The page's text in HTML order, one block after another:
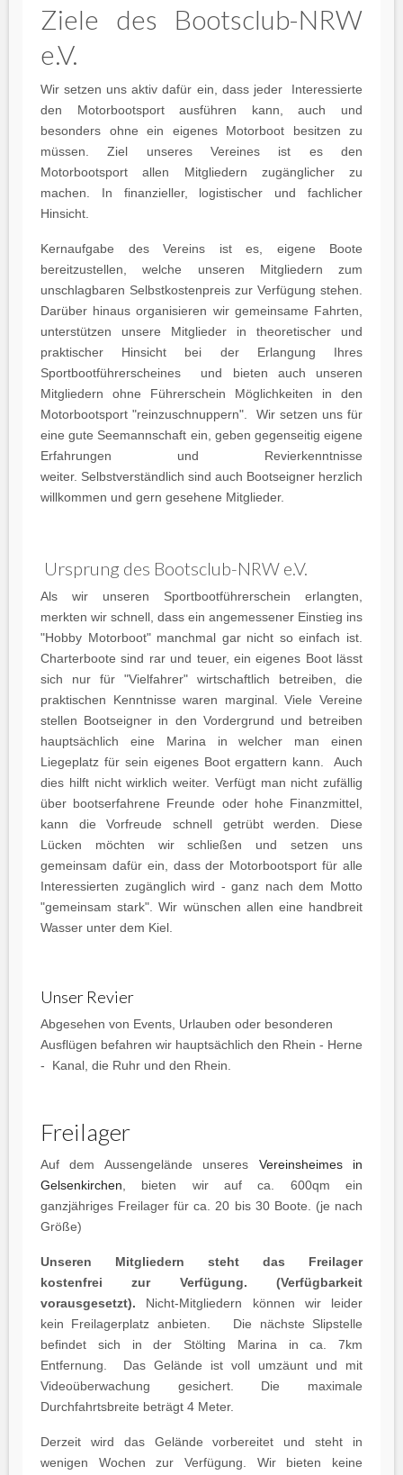
Ziele des Bootsclub-NRW
e.V.
Wir setzen uns aktiv dafür ein, dass jeder Interessierte
den Motorbootsport ausführen kann, auch und
besonders ohne ein eigenes Motorboot besitzen zu
müssen. Ziel unseres Vereines ist es den
Motorbootsport allen Mitgliedern zugänglicher zu
machen. In finanzieller, logistischer und fachlicher
Hinsicht.
Kernaufgabe des Vereins ist es, eigene Boote
bereitzustellen, welche unseren Mitgliedern zum
unschlagbaren Selbstkostenpreis zur Verfügung stehen.
Darüber hinaus organisieren wir gemeinsame Fahrten,
unterstützen unsere Mitglieder in theoretischer und
praktischer Hinsicht bei der Erlangung Ihres
Sportbootführerscheines und bieten auch unseren
Mitgliedern ohne Führerschein Möglichkeiten in den
Motorbootsport "reinzuschnuppern". Wir setzen uns für
eine gute Seemannschaft ein, geben gegenseitig eigene
Erfahrungen und Revierkenntnisse
weiter. Selbstverständlich sind auch Bootseigner herzlich
willkommen und gern gesehene Mitglieder.
Ursprung des Bootsclub-NRW e.V.
Als wir unseren Sportbootführerschein erlangten,
merkten wir schnell, dass ein angemessener Einstieg ins
"Hobby Motorboot" manchmal gar nicht so einfach ist.
Charterboote sind rar und teuer, ein eigenes Boot lässt
sich nur für "Vielfahrer" wirtschaftlich betreiben, die
praktischen Kenntnisse waren marginal. Viele Vereine
stellen Bootseigner in den Vordergrund und betreiben
hauptsächlich eine Marina in welcher man einen
Liegeplatz für sein eigenes Boot ergattern kann. Auch
dies hilft nicht wirklich weiter. Verfügt man nicht zufällig
über bootserfahrene Freunde oder hohe Finanzmittel,
kann die Vorfreude schnell getrübt werden. Diese
Lücken möchten wir schließen und setzen uns
gemeinsam dafür ein, dass der Motorbootsport für alle
Interessierten zugänglich wird - ganz nach dem Motto
"gemeinsam stark". Wir wünschen allen eine handbreit
Wasser unter dem Kiel.
Unser Revier
Abgesehen von Events, Urlauben oder besonderen
Ausflügen befahren wir hauptsächlich den Rhein - Herne
- Kanal, die Ruhr und den Rhein.
Freilager
Auf dem Aussengelände unseres Vereinsheimes in
Gelsenkirchen , bieten wir auf ca. 600qm ein
ganzjähriges Freilager für ca. 20 bis 30 Boote. (je nach
Größe)
Unseren Mitgliedern steht das Freilager
kostenfrei zur Verfügung. (Verfügbarkeit
vorausgesetzt). Nicht-Mitgliedern können wir leider
kein Freilagerplatz anbieten. Die nächste Slipstelle
befindet sich in der Stölting Marina in ca. 7km
Entfernung. Das Gelände ist voll umzäunt und mit
Videoüberwachung gesichert. Die maximale
Durchfahrtsbreite beträgt 4 Meter.
Derzeit wird das Gelände vorbereitet und steht in
wenigen Wochen zur Verfügung. Wir bieten keine